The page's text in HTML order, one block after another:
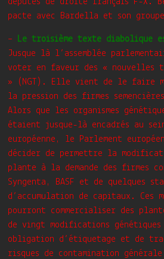
pacte avec Bardella et son
– Le troisième texte diabolique
Jusque là l’assemblée
voter en faveur des « nouvelles
» (NGT). Elle vient de le faire
la pression des firmes
Alors que les organismes
étaient jusque-là encadrés au
européenne, le Parlement
décider de permettre la
plante à la demande des firmes
Syngenta, BASF et de quelques
d’accumulation de capitaux. Ces
pourront commercialiser des
de vingt modifications génétiques
obligation d’étiquetage et de
risques de contamination